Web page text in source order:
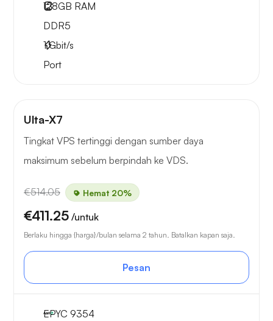
128GB RAM
DDR5
1Gbit/s
Port
Ulta-X7
Tingkat VPS tertinggi dengan sumber daya
maksimum sebelum berpindah ke VDS.
€514.05 Hemat 20%
€411.25 /untuk
Berlaku hingga {harga}/bulan selama 2 tahun. Batalkan kapan saja.
Pesan
EPYC 9354